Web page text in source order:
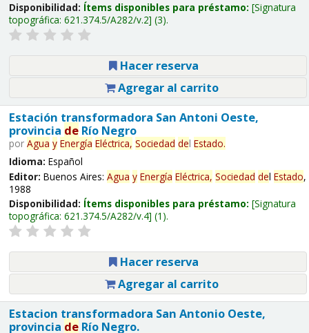
Disponibilidad: Ítems disponibles para préstamo: Signatura
topográfica: 621.374.5/A282/v.2 (3).
Hacer reserva
Agregar al carrito
Estación transformadora San Antoni Oeste,
provincia deRío Negro
por Agua y Energía Eléctrica, Sociedad del Estado.
Idioma: Español
Editor: Buenos Aires: Agua y Energía Eléctrica, Sociedad del Estado,
1988
Disponibilidad: Ítems disponibles para préstamo: Signatura
topográfica: 621.374.5/A282/v.4 (1).
Hacer reserva
Agregar al carrito
Estacion transformadora San Antonio Oeste,
provincia deRío Negro.